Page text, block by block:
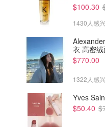
$100.30
1430人感
衣 高密
$770.00
1322人感
Yves
$50.40